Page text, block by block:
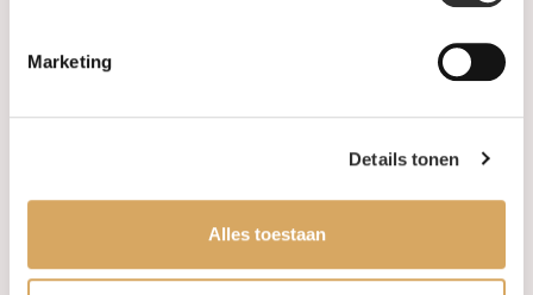
Marketing
Details tonen
Alles toestaan